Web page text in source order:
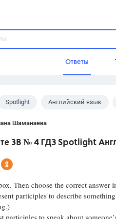
Ответы
Spotlight Английский язык
Шаманаева
3B № 4 ГДЗ Spotlight
Then choose the correct answer
participles to describe
participles to speak about